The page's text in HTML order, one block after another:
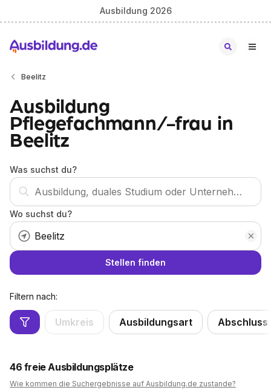
Ausbildung 2026
Beelitz
Ausbildung
Pflegefachmann/-frau in
Beelitz
Was suchst du?
Wo suchst du?
Stellen finden
Filtern nach:
Umkreis Ausbildungsart Abschluss
46 freie Ausbildungsplätze
Wie kommen die Suchergebnisse auf Ausbildung.de zustande?